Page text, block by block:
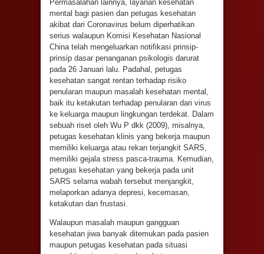
Permasalahan lainnya, layanan kesehatan
mental bagi pasien dan petugas kesehatan
akibat dari Coronavirus belum diperhatikan
serius walaupun Komisi Kesehatan Nasional
China telah mengeluarkan notifikasi prinsip-
prinsip dasar penanganan psikologis darurat
pada 26 Januari lalu. Padahal, petugas
kesehatan sangat rentan terhadap risiko
penularan maupun masalah kesehatan mental,
baik itu ketakutan terhadap penularan dari virus
ke keluarga maupun lingkungan terdekat. Dalam
sebuah riset oleh Wu P dkk (2009), misalnya,
petugas kesehatan klinis yang bekerja maupun
memiliki keluarga atau rekan terjangkit SARS,
memiliki gejala stress pasca-trauma. Kemudian,
petugas kesehatan yang bekerja pada unit
SARS selama wabah tersebut menjangkit,
melaporkan adanya depresi, kecemasan,
ketakutan dan frustasi.
Walaupun masalah maupun gangguan
kesehatan jiwa banyak ditemukan pada pasien
maupun petugas kesehatan pada situasi